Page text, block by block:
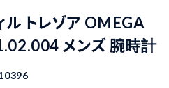
ル トレゾア OMEGA
メンズ 腕時計